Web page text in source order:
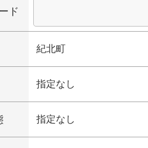
ド
紀北町
指定なし
指定なし